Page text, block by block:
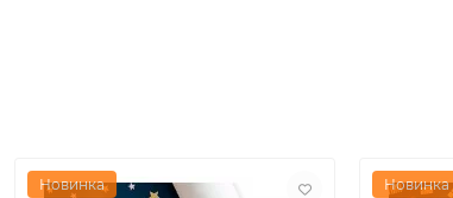
Новинка Новинка